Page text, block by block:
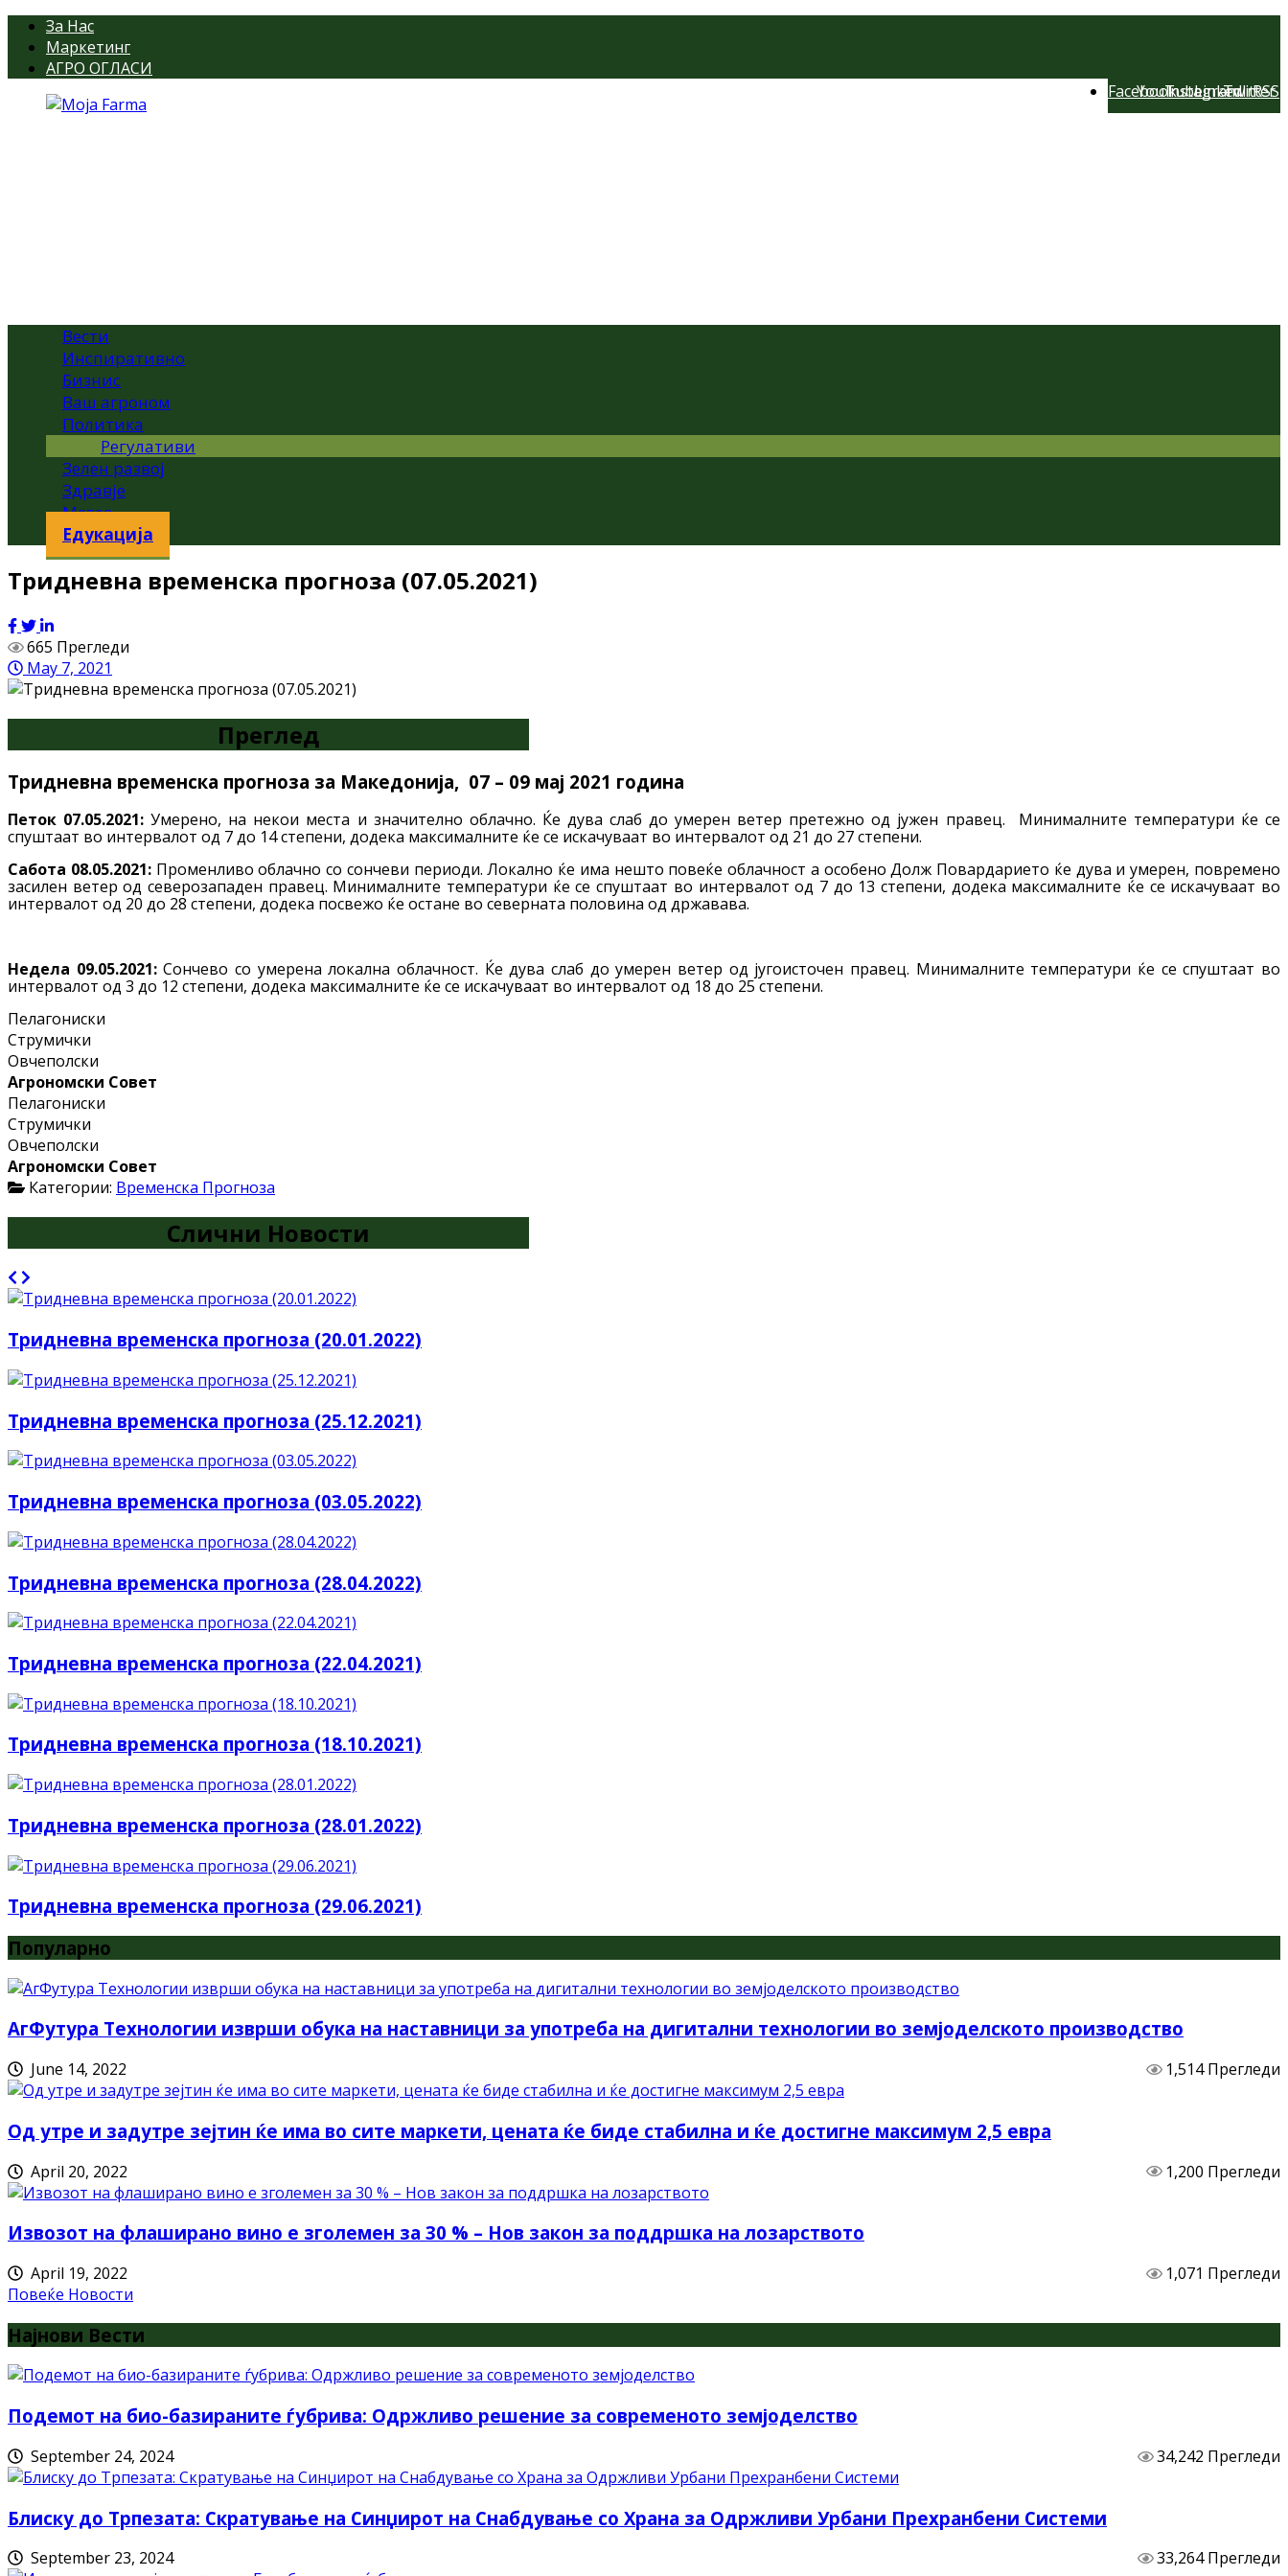
За Нас
Маркетинг
АГРО ОГЛАСИ
RSS
Twitter
LinkedIn
Instagram
YouTube
Facebook
Вести
Инспиративно
Бизнис
Ваш агроном
Политика
Регулативи
Зелен развој
Здравје
Метео
Едукација
Тридневна временска прогноза (07.05.2021)
665 Прегледи
May 7, 2021
Преглед
Тридневна временска прогноза за Македонија, 07 – 09 мај 2021 година
Петок 07.05.2021:Умерено, на некои места и значително облачно. Ќе дува слаб до умерен ветер претежно од јужен правец. Минималните температури ќе се
спуштаат во интервалот од 7 до 14 степени, додека максималните ќе се искачуваат во интервалот од 21 до 27 степени.
Сабота 08.05.2021: Променливо облачно со сончеви периоди. Локално ќе има нешто повеќе облачност а особено Долж Повардарието ќе дува и умерен, повремено
засилен ветер од северозападен правец. Минималните температури ќе се спуштаат во интервалот од 7 до 13 степени, додека максималните ќе се искачуваат во
интервалот од 20 до 28 степени, додека посвежо ќе остане во северната половина од државава.
Недела 09.05.2021:Сончево со умерена локална облачност. Ќе дува слаб до умерен ветер од југоисточен правец. Минималните температури ќе се спуштаат во
интервалот од 3 до 12 степени, додека максималните ќе се искачуваат во интервалот од 18 до 25 степени.
Пелагониски
Струмички
Овчеполски
Агрономски Совет
Пелагониски
Струмички
Овчеполски
Агрономски Совет
Категории: Временска Прогноза
Слични Новости
Тридневна временска прогноза (20.01.2022)
Тридневна временска прогноза (25.12.2021)
Тридневна временска прогноза (03.05.2022)
Тридневна временска прогноза (28.04.2022)
Тридневна временска прогноза (22.04.2021)
Тридневна временска прогноза (18.10.2021)
Тридневна временска прогноза (28.01.2022)
Тридневна временска прогноза (29.06.2021)
Популарно
АгФутура Технологии изврши обука на наставници за употреба на дигитални технологии во земјоделското производство
June 14, 2022 1,514 Прегледи
Од утре и задутре зејтин ќе има во сите маркети, цената ќе биде стабилна и ќе достигне максимум 2,5 евра
April 20, 2022 1,200 Прегледи
Извозот на флаширано вино е зголемен за 30 % – Нов закон за поддршка на лозарството
April 19, 2022
1,071 Прегледи
Повеќе Новости
Најнови Вести
Подемот на био-базираните ѓубрива: Одржливо решение за современото земјоделство
September 24, 2024 34,242 Прегледи
Блиску до Трпезата: Скратување на Синџирот на Снабдување со Храна за Одржливи Урбани Прехранбени Системи
September 23, 2024 33,264 Прегледи